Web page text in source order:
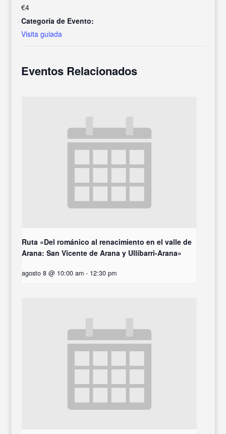
€4
Categoría de Evento:
Visita guiada
Eventos Relacionados
Ruta «Del románico al renacimiento en el valle de
Arana: San Vicente de Arana y Ullíbarri-Arana»
agosto 8 @ 10:00 am - 12:30 pm